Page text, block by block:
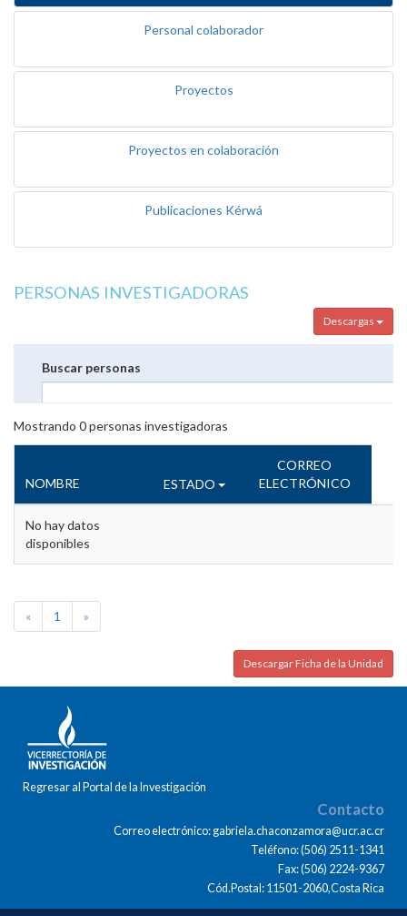
Personal colaborador
Proyectos
Proyectos en colaboración
Publicaciones Kérwá
PERSONAS INVESTIGADORAS
Descargas
Buscar personas
Mostrando 0personas investigadoras
NOMBRE ESTADO
CORREO
ELECTRÓNICO
No hay datos
disponibles
« 1 »
Descargar Ficha de la Unidad
Regresar al Portal de la Investigación
Contacto
Correo electrónico: gabriela.chaconzamora@ucr.ac.cr
Teléfono: (506) 2511-1341
Fax: (506) 2224-9367
Cód.Postal: 11501-2060,Costa Rica